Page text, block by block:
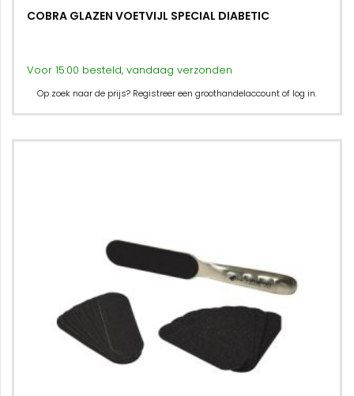
COBRA GLAZEN VOETVIJL SPECIAL DIABETIC
Voor 15:00 besteld, vandaag verzonden
Op zoek naar de prijs? Registreer een groothandelaccount of log in.